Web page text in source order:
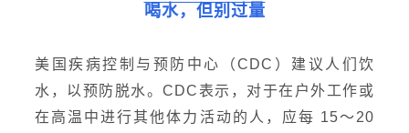
喝水，但别过量
美国疾病控制与预防中心（CDC）建议人们饮
水，以预防脱水。CDC表示，对于在户外工作或
在高温中进行其他体力活动的人，应每 15～20